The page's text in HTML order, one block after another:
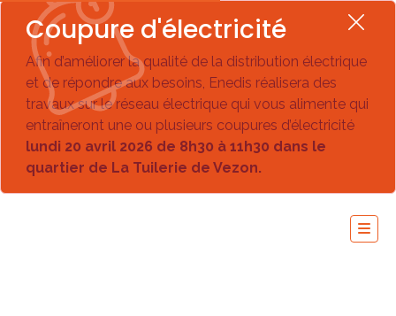
Coupure d'électricité
Afin d’améliorer la qualité de la distribution électrique
et de répondre aux besoins, Enedis réalisera des
travaux sur le réseau électrique qui vous alimente qui
entraîneront une ou plusieurs coupures d’électricité
lundi 20 avril 2026 de 8h30 à 11h30 dans le
quartier de La Tuilerie de Vezon.